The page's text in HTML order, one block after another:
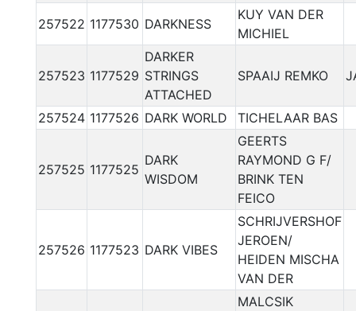
257522 1177530 DARKNESS
KUY VAN DER
MICHIEL
257523 1177529
DARKER
STRINGS
ATTACHED
SPAAIJ REMKO
257524 1177526 DARK WORLD TICHELAAR BAS
257525 1177525
DARK
WISDOM
GEERTS
RAYMOND G F/
BRINK TEN
FEICO
257526 1177523 DARK VIBES
SCHRIJVERSHOF
JEROEN/
HEIDEN MISCHA
VAN DER
MALCSIK